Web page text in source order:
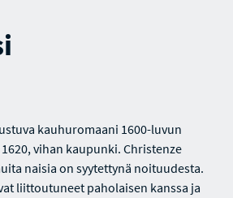
kauhuromaani 1600-luvun
vihan kaupunki. Christenze
naisia on syytettynä noituudesta.
liittoutuneet paholaisen kanssa ja